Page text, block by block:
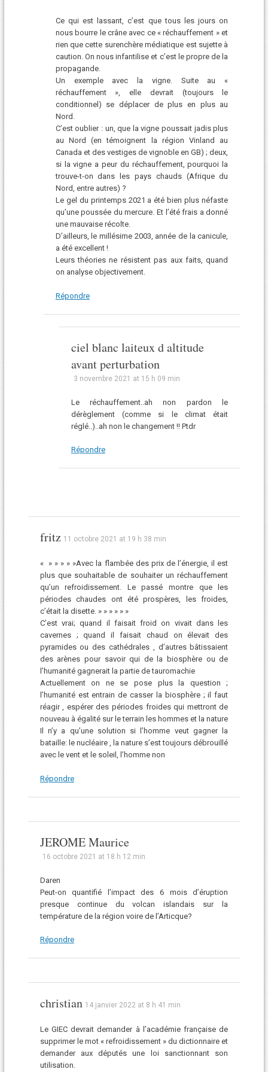
Ce qui est lassant, c’est que tous les jours on
nous bourre le crâne avec ce « réchauffement » et
rien que cette surenchère médiatique est sujette à
caution. On nous infantilise et c’est le propre de la
propagande.
Un exemple avec la vigne. Suite au «
réchauffement », elle devrait (toujours le
conditionnel) se déplacer de plus en plus au
Nord.
C’est oublier : un, que la vigne poussait jadis plus
au Nord (en témoignent la région Vinland au
Canada et des vestiges de vignoble en GB) ; deux,
si la vigne a peur du réchauffement, pourquoi la
trouve-t-on dans les pays chauds (Afrique du
Nord, entre autres) ?
Le gel du printemps 2021 a été bien plus néfaste
qu’une poussée du mercure. Et l’été frais a donné
une mauvaise récolte.
D’ailleurs, le millésime 2003, année de la canicule,
a été excellent !
Leurs théories ne résistent pas aux faits, quand
on analyse objectivement.
Répondre
ciel blanc laiteux d altitude
avant perturbation
3 novembre 2021 at 15 h 09 min
Le réchauffement..ah non pardon le
dérèglement (comme si le climat était
réglé..)..ah non le changement !! Ptdr
Répondre
fritz 11 octobre 2021 at 19 h 38 min
« » » » » »Avec la flambée des prix de l’énergie, il est
plus que souhaitable de souhaiter un réchauffement
qu’un refroidissement. Le passé montre que les
périodes chaudes ont été prospères, les froides,
c’était la disette. » » » » » »
C’est vrai; quand il faisait froid on vivait dans les
cavernes ; quand il faisait chaud on élevait des
pyramides ou des cathédrales , d’autres bâtissaient
des arènes pour savoir qui de la biosphère ou de
l’humanité gagnerait la partie de tauromachie
Actuellement on ne se pose plus la question ;
l’humanité est entrain de casser la biosphère ; il faut
réagir , espérer des périodes froides qui mettront de
nouveau à égalité sur le terrain les hommes et la nature
Il n’y a qu’une solution si l’homme veut gagner la
bataille: le nucléaire , la nature s’est toujours débrouillé
avec le vent et le soleil, l’homme non
Répondre
JEROME Maurice
16 octobre 2021 at 18 h 12 min
Daren
Peut-on quantifié l’impact des 6 mois d’éruption
presque continue du volcan islandais sur la
température de la région voire de l’Articque?
Répondre
christian 14 janvier 2022 at 8 h 41 min
Le GIEC devrait demander à l’académie française de
supprimer le mot « refroidissement » du dictionnaire et
demander aux députés une loi sanctionnant son
utilisation.